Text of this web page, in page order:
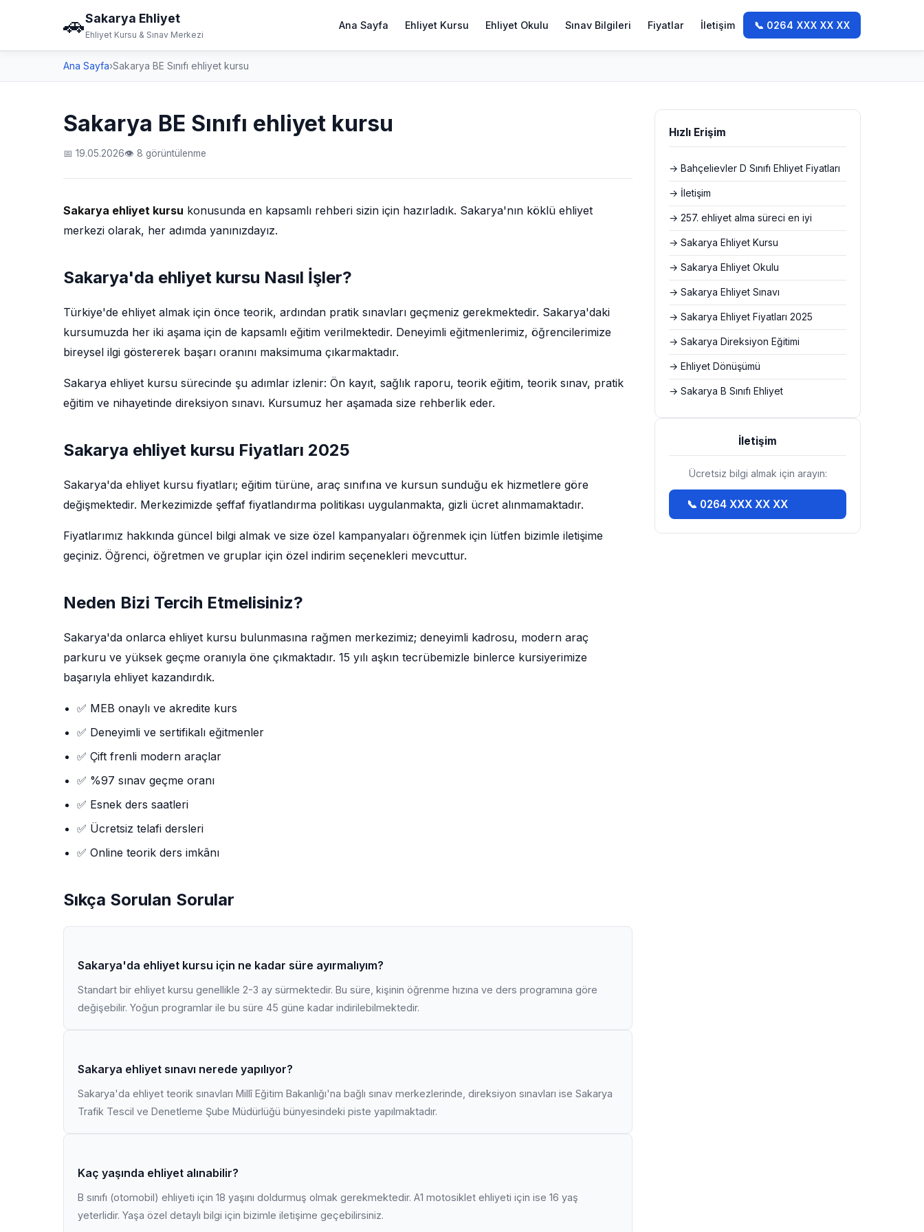
🚗Sakarya Ehliyet
Ehliyet Kursu & Sınav Merkezi
Ana Sayfa Ehliyet Kursu Ehliyet Okulu Sınav Bilgileri Fiyatlar İletişim 📞 0264 XXX XX XX
Ana Sayfa›Sakarya BE Sınıfı ehliyet kursu
Sakarya BE Sınıfı ehliyet kursu
📅 19.05.2026👁 8 görüntülenme
Sakarya ehliyet kursu konusunda en kapsamlı rehberi sizin için hazırladık. Sakarya'nın köklü ehliyet
merkezi olarak, her adımda yanınızdayız.
Sakarya'da ehliyet kursu Nasıl İşler?
Türkiye'de ehliyet almak için önce teorik, ardından pratik sınavları geçmeniz gerekmektedir. Sakarya'daki
kursumuzda her iki aşama için de kapsamlı eğitim verilmektedir. Deneyimli eğitmenlerimiz, öğrencilerimize
bireysel ilgi göstererek başarı oranını maksimuma çıkarmaktadır.
Sakarya ehliyet kursu sürecinde şu adımlar izlenir: Ön kayıt, sağlık raporu, teorik eğitim, teorik sınav, pratik
eğitim ve nihayetinde direksiyon sınavı. Kursumuz her aşamada size rehberlik eder.
Sakarya ehliyet kursu Fiyatları 2025
Sakarya'da ehliyet kursu fiyatları; eğitim türüne, araç sınıfına ve kursun sunduğu ek hizmetlere göre
değişmektedir. Merkezimizde şeffaf fiyatlandırma politikası uygulanmakta, gizli ücret alınmamaktadır.
Fiyatlarımız hakkında güncel bilgi almak ve size özel kampanyaları öğrenmek için lütfen bizimle iletişime
geçiniz. Öğrenci, öğretmen ve gruplar için özel indirim seçenekleri mevcuttur.
Neden Bizi Tercih Etmelisiniz?
Sakarya'da onlarca ehliyet kursu bulunmasına rağmen merkezimiz; deneyimli kadrosu, modern araç
parkuru ve yüksek geçme oranıyla öne çıkmaktadır. 15 yılı aşkın tecrübemizle binlerce kursiyerimize
başarıyla ehliyet kazandırdık.
✅ MEB onaylı ve akredite kurs
✅ Deneyimli ve sertifikalı eğitmenler
✅ Çift frenli modern araçlar
✅ %97 sınav geçme oranı
✅ Esnek ders saatleri
✅ Ücretsiz telafi dersleri
✅ Online teorik ders imkânı
Sıkça Sorulan Sorular
Sakarya'da ehliyet kursu için ne kadar süre ayırmalıyım?
Standart bir ehliyet kursu genellikle 2-3 ay sürmektedir. Bu süre, kişinin öğrenme hızına ve ders programına göre
değişebilir. Yoğun programlar ile bu süre 45 güne kadar indirilebilmektedir.
Sakarya ehliyet sınavı nerede yapılıyor?
Sakarya'da ehliyet teorik sınavları Millî Eğitim Bakanlığı'na bağlı sınav merkezlerinde, direksiyon sınavları ise Sakarya
Trafik Tescil ve Denetleme Şube Müdürlüğü bünyesindeki piste yapılmaktadır.
Kaç yaşında ehliyet alınabilir?
B sınıfı (otomobil) ehliyeti için 18 yaşını doldurmuş olmak gerekmektedir. A1 motosiklet ehliyeti için ise 16 yaş
yeterlidir. Yaşa özel detaylı bilgi için bizimle iletişime geçebilirsiniz.
Hızlı Erişim
→ Bahçelievler D Sınıfı Ehliyet Fiyatları
→ İletişim
→ 257. ehliyet alma süreci en iyi
→ Sakarya Ehliyet Kursu
→ Sakarya Ehliyet Okulu
→ Sakarya Ehliyet Sınavı
→ Sakarya Ehliyet Fiyatları 2025
→ Sakarya Direksiyon Eğitimi
→ Ehliyet Dönüşümü
→ Sakarya B Sınıfı Ehliyet
İletişim
Ücretsiz bilgi almak için arayın:
📞 0264 XXX XX XX